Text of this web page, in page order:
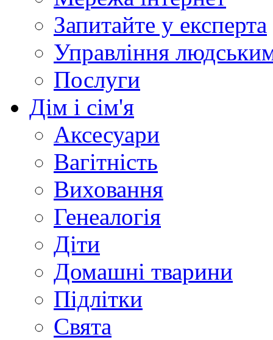
Запитайте у експерта
Управління
Послуги
Дім і сім'я
Аксесуари
Вагітність
Виховання
Генеалогія
Діти
Домашні тварини
Підлітки
Свята